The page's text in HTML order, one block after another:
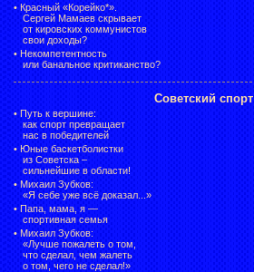
• Красный «Корейко*».
Сергей Мамаев скрывает
от кировских коммунистов
свои доходы?
• Некомпетентность
или банальное критиканство?
Советский спорт
• Путь к вершине:
как спорт превращает
нас в победителей
• Юные баскетболистки
из Советска –
сильнейшие в области!
• Михаил Зубков:
«Я себе уже всё доказал...»
• Папа, мама, я —
спортивная семья
• Михаил Зубков:
«Лучше пожалеть о том,
что сделал, чем жалеть
о том, чего не сделал!»